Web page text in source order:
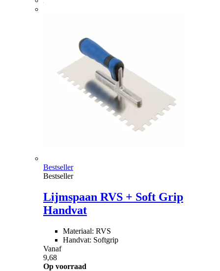
Bestseller
Bestseller
Lijmspaan RVS + Soft Grip
Handvat
Materiaal: RVS
Handvat: Softgrip
Vanaf
9,68
Op voorraad